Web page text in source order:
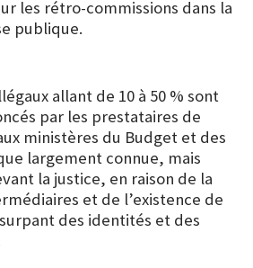
les rétro-commissions dans la
publique.
allant de 10 à 50 % sont
par les prestataires de
ministères du Budget et des
largement connue, mais
la justice, en raison de la
et de l’existence de
des identités et des